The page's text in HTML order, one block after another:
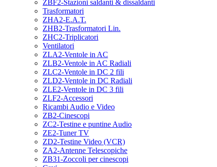
ZBF2-Stazioni saldanti & dissaldanti
Trasformatori
ZHA2-E.A.T.
ZHB2-Trasformatori Lin.
ZHC2-Triplicatori
Ventilatori
ZLA2-Ventole in AC
ZLB2-Ventole in AC Radiali
ZLC2-Ventole in DC 2 fili
ZLD2-Ventole in DC Radiali
ZLE2-Ventole in DC 3 fili
ZLF2-Accessori
Ricambi Audio e Video
ZB2-Cinescopi
ZC2-Testine e puntine Audio
ZE2-Tuner TV
ZD2-Testine Video (VCR)
ZA2-Antenne Telescopiche
ZB31-Zoccoli per cinescopi